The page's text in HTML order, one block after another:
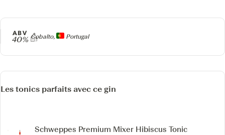
Producteur
Cobalto, Portugal
ABV
40%
Les tonics parfaits avec ce gin
Schweppes Premium Mixer Hibiscus Tonic